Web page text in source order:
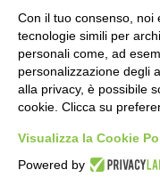
Con il tuo consenso, noi
tecnologie simili per
personali come, ad
personalizzazione degli
alla privacy, è possibile
cookie. Clicca su
Visualizza la Cookie
Powered by